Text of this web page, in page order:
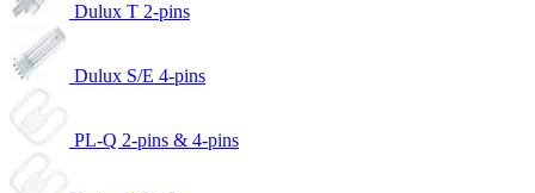
Dulux T 2-pins
Dulux S/E 4-pins
PL-Q 2-pins & 4-pins